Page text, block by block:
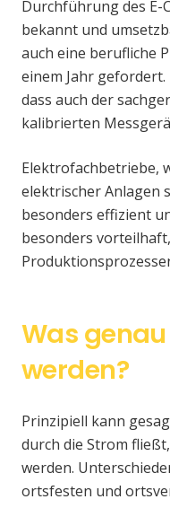
Durchführung des E-
bekannt und
auch eine berufliche
einem Jahr
dass auch der
kalibrierten
Elektrofachbetriebe,
elektrischer Anlagen
besonders effizient
besonders
Was
werden?
Prinzipiell kann
durch die Strom
werden.
ortsfesten und